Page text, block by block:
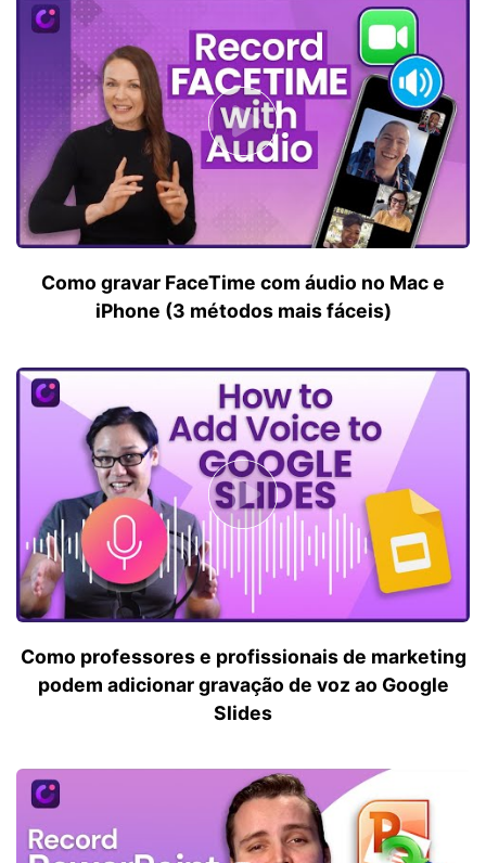
Como gravar FaceTime com áudio no Mac e
iPhone (3 métodos mais fáceis)
Como professores e profissionais de marketing
podem adicionar gravação de voz ao Google
Slides